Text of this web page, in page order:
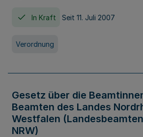
In Kraft Seit 11. Juli 2007
Verordnung
Gesetz über die
Beamten des Landes
Westfalen
NRW)